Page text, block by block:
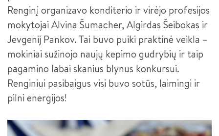
JAUNESNYSIS SISTEMŲ ADMINISTRATORIUS
JAUNESNYSIS JAVA PROGRAMUOTOJAS
APSKAITININKAS
FINANSINIŲ PASLAUGŲ TEIKĖJAS
IKIMOKYKLINIO UGDYMO PEDAGOGO PADĖJĖJAS
Renginį organizavo konditerio ir virėjo profesijos
mokytojai Alvina Šumacher, Algirdas Šeibokas ir
Jevgenij Pankov. Tai buvo puiki praktinė veikla –
mokiniai sužinojo naujų kepimo gudrybių ir taip
pagamino labai skanius blynus konkursui.
Renginiui pasibaigus visi buvo sotūs, laimingi ir
pilni energijos!